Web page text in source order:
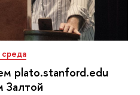
plato.stanford.edu